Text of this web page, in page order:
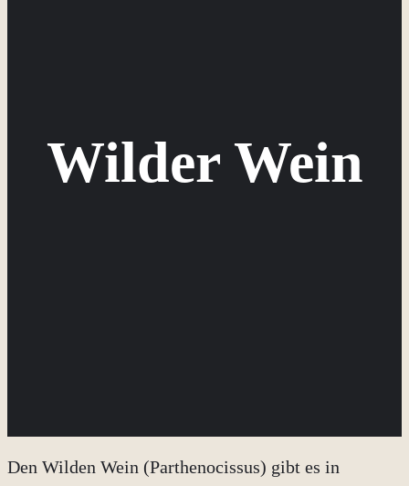
Wilder Wein
Den Wilden Wein (Parthenocissus) gibt es in